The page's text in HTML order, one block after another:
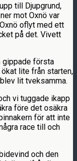
till Djupgrund,
mot Oxnö var
oflyt med ett
på det. Vivett
gippade första
lite från starten,
lit tveksamma.
vi tuggade ikapp
före det osäkra
för att inte
race till och
och den